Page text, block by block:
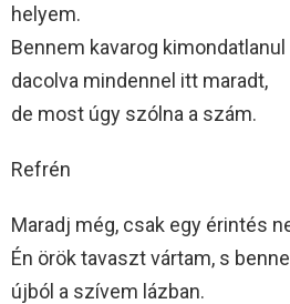
helyem.
Bennem kavarog
dacolva mindennel itt maradt,
de most úgy szólna a szám.
Refrén
Maradj még, csak egy érintés
Én örök tavaszt vártam, s
újból a szívem lázban.